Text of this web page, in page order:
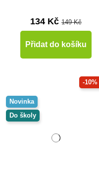
134 Kč 149 Kč
Přidat do košíku
-10%
Novinka
Do školy